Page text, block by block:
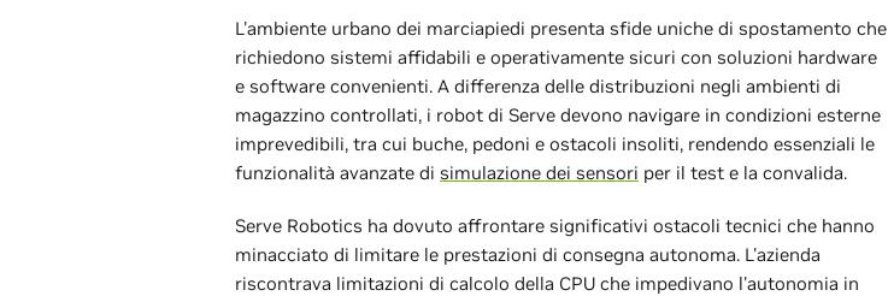
L'ambiente urbano dei marciapiedi presenta sfide uniche di spostamento che
richiedono sistemi affidabili e operativamente sicuri con soluzioni hardware
e software convenienti. A differenza delle distribuzioni negli ambienti di
magazzino controllati, i robot di Serve devono navigare in condizioni esterne
imprevedibili, tra cui buche, pedoni e ostacoli insoliti, rendendo essenziali le
funzionalità avanzate di simulazione dei sensori per il test e la convalida.
Serve Robotics ha dovuto affrontare significativi ostacoli tecnici che hanno
minacciato di limitare le prestazioni di consegna autonoma. L'azienda
riscontrava limitazioni di calcolo della CPU che impedivano l'autonomia in